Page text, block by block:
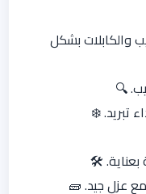
والكابلات بشكل
🔍
تبريد. ❄️
🛠️
عزل جيد. 🧱